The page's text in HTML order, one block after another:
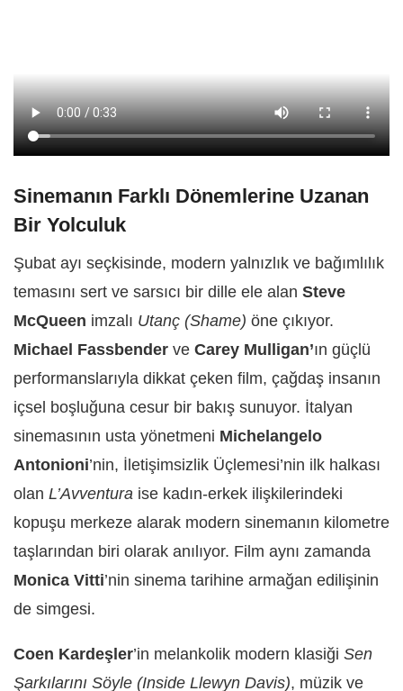
Sinemanın Farklı Dönemlerine Uzanan
Bir Yolculuk
Şubat ayı seçkisinde, modern yalnızlık ve bağımlılık
temasını sert ve sarsıcı bir dille ele alan Steve
McQueen imzalı Utanç (Shame) öne çıkıyor.
Michael Fassbender ve Carey Mulligan’ın güçlü
performanslarıyla dikkat çeken film, çağdaş insanın
içsel boşluğuna cesur bir bakış sunuyor. İtalyan
sinemasının usta yönetmeni Michelangelo
Antonioni’nin, İletişimsizlik Üçlemesi’nin ilk halkası
olan L’Avventura ise kadın-erkek ilişkilerindeki
kopuşu merkeze alarak modern sinemanın kilometre
taşlarından biri olarak anılıyor. Film aynı zamanda
Monica Vitti’nin sinema tarihine armağan edilişinin
de simgesi.
Coen Kardeşler’in melankolik modern klasiği Sen
Şarkılarını Söyle (Inside Llewyn Davis), müzik ve